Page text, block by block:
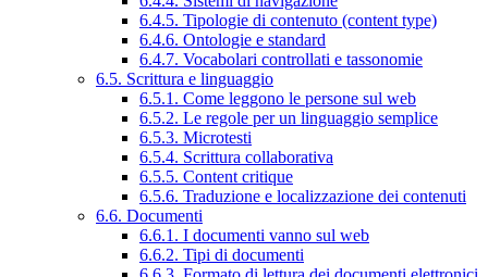
6.4.5. Tipologie di contenuto (content type)
6.4.6. Ontologie e standard
6.4.7. Vocabolari controllati e tassonomie
6.5. Scrittura e linguaggio
6.5.1. Come leggono le persone sul web
6.5.2. Le regole per un linguaggio semplice
6.5.3. Microtesti
6.5.4. Scrittura collaborativa
6.5.5. Content critique
6.5.6. Traduzione e localizzazione dei contenuti
6.6. Documenti
6.6.1. I documenti vanno sul web
6.6.2. Tipi di documenti